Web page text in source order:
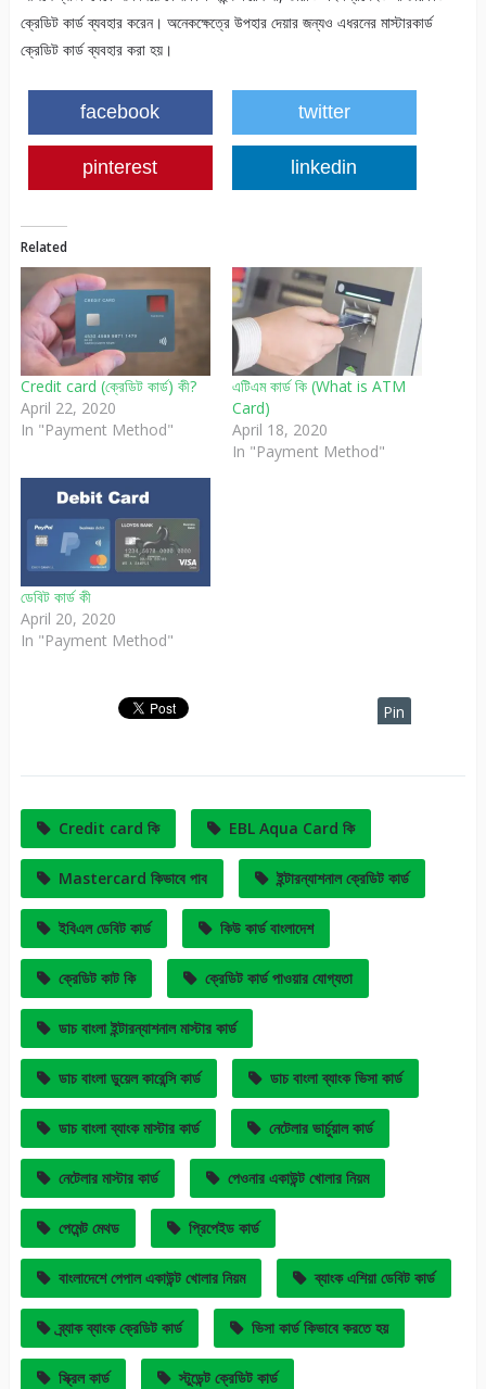
ক্রেডিট কার্ড ব্যবহার করেন। অনেকক্ষেত্রে উপহার দেয়ার জন্যও এধরনের মাস্টারকার্ড
ক্রেডিট কার্ড ব্যবহার করা হয়।
facebook twitter
pinterest linkedin
Related
Credit card (ক্রেডিট কার্ড) কী?
April 22, 2020
In "Payment Method"
এটিএম কার্ড কি (What is ATM
Card)
April 18, 2020
In "Payment Method"
ডেবিট কার্ড কী
April 20, 2020
In "Payment Method"
Pin
Credit card কি EBL Aqua Card কি
Mastercard কিভাবে পাব ইন্টারন্যাশনাল ক্রেডিট কার্ড
ইবিএল ডেবিট কার্ড কিউ কার্ড বাংলাদেশ
ক্রেডিট কাট কি ক্রেডিট কার্ড পাওয়ার যোগ্যতা
ডাচ বাংলা ইন্টারন্যাশনাল মাস্টার কার্ড
ডাচ বাংলা ডুয়েল কারেন্সি কার্ড ডাচ বাংলা ব্যাংক ভিসা কার্ড
ডাচ বাংলা ব্যাংক মাস্টার কার্ড নেটেলার ভার্চুয়াল কার্ড
নেটেলার মাস্টার কার্ড পেওনার একাউন্ট খোলার নিয়ম
পেমেন্ট মেথড প্রিপেইড কার্ড
বাংলাদেশে পেপাল একাউন্ট খোলার নিয়ম ব্যাংক এশিয়া ডেবিট কার্ড
ব্র্যাক ব্যাংক ক্রেডিট কার্ড ভিসা কার্ড কিভাবে করতে হয়
স্ক্রিল কার্ড স্টুডেন্ট ক্রেডিট কার্ড